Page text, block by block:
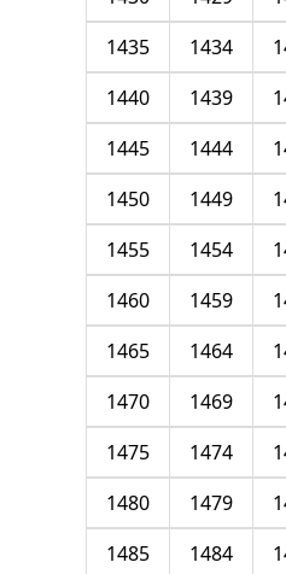
1434
1435
1439
1440
1444
1445
1449
1450
1454
1455
1459
1460
1464
1465
1469
1470
1474
1475
1479
1480
1484
1485